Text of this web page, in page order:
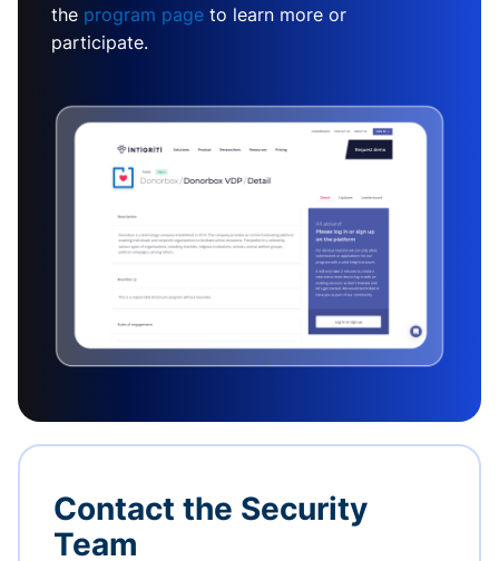
the program page to learn more or
participate.
Contact the Security
Team